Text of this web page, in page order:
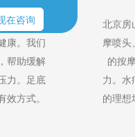
在咨询
施，包括按
施通过水流
环，缓解压
是放松身心
和香薰，增
全
法
按
紧
需